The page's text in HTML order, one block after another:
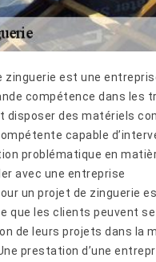
zinguerie est une
compétence dans les
disposer des matériels
capable
problématique en
avec une entreprise
un projet de zinguerie
que les clients peuvent
de leurs projets dans la
prestation d’une